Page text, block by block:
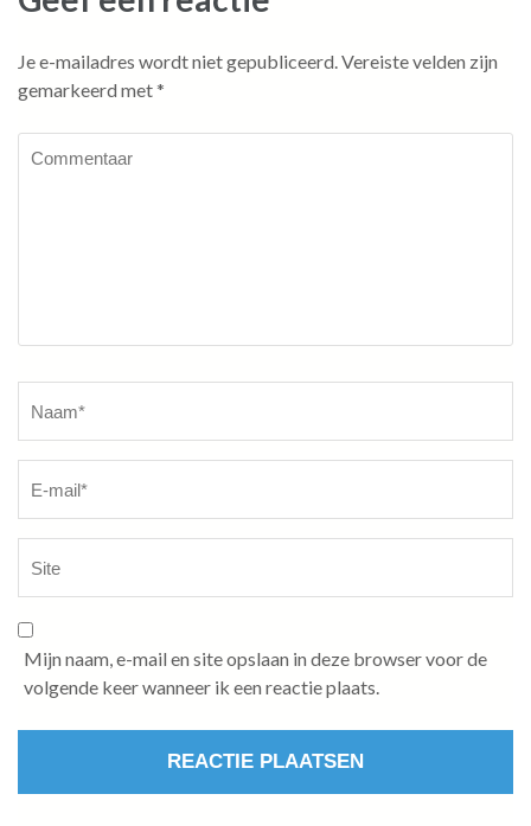
Je e-mailadres wordt niet gepubliceerd.Vereiste velden zijn
gemarkeerd met*
Mijn naam, e-mail en site opslaan in deze browser voor de
volgende keer wanneer ik een reactie plaats.